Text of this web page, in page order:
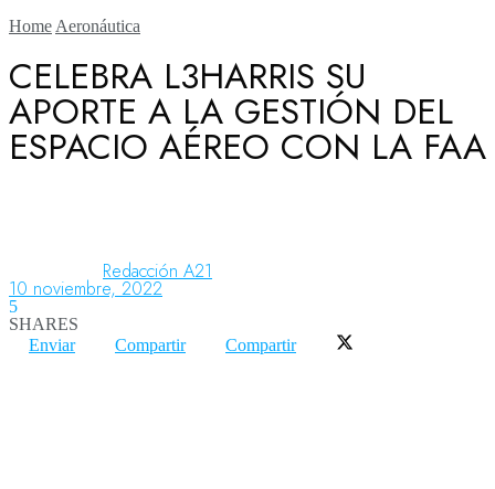
Aerolíneas
Aeropuertos
Columnistas
Home Aeronáutica
CELEBRA L3HARRIS SU
APORTE A LA GESTIÓN DEL
ESPACIO AÉREO CON LA FAA
Redacción A21
10 noviembre, 2022
5
SHARES
Enviar
Compartir Compartir